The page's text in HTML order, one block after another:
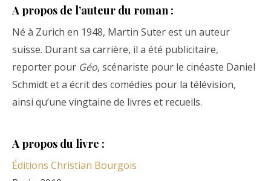
A propos de l’auteur du roman :
Né à Zurich en 1948, Martin Suter est un auteur
suisse. Durant sa carrière, il a été publicitaire,
reporter pour Géo, scénariste pour le cinéaste Daniel
Schmidt et a écrit des comédies pour la télévision,
ainsi qu’une vingtaine de livres et recueils.
A propos du livre :
Éditions Christian Bourgois